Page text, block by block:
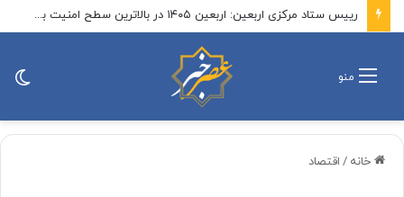
نهادهای حقوق بشری: قتل خبرنگار لبنانی توسط اسرائیل جنایت جنگی است
منو
خانه / اقتصاد